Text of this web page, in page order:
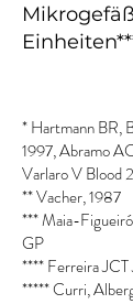
* Hartmann BR,
1997, Abramo
Varlaro V Blood
** Vacher, 1987
*** Maia-
GP
**** Ferreira
***** Curri,